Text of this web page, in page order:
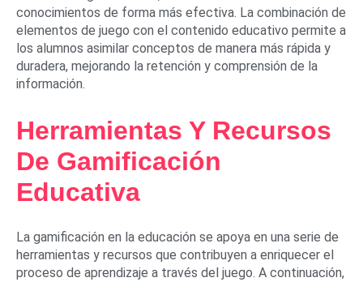
conocimientos de forma más efectiva. La combinación de
elementos de juego con el contenido educativo permite a
los alumnos asimilar conceptos de manera más rápida y
duradera, mejorando la retención y comprensión de la
información.
Herramientas Y Recursos
De Gamificación
Educativa
La gamificación en la educación se apoya en una serie de
herramientas y recursos que contribuyen a enriquecer el
proceso de aprendizaje a través del juego. A continuación,